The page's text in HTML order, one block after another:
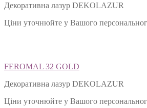
Декоративна лазур DEKOLAZUR
Ціни уточнюйте у Вашого
FEROMAL 32 GOLD
Декоративна лазур DEKOLAZUR
Ціни уточнюйте у Вашого